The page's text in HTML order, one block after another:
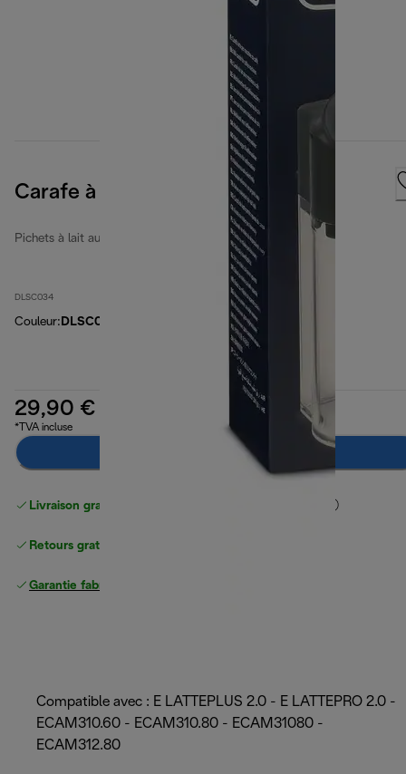
Carafe à lait DLSC034
Pichets à lait automatiques
DLSC034
Couleur: DLSC034
29,90 €
*TVA incluse
Préviens-moi
Livraison gratuite standard
Retours gratuits
Garantie fabricant complète
Compatible avec : E LATTEPLUS 2.0 - E LATTEPRO 2.0 -
ECAM310.60 - ECAM310.80 - ECAM31080 -
ECAM312.80